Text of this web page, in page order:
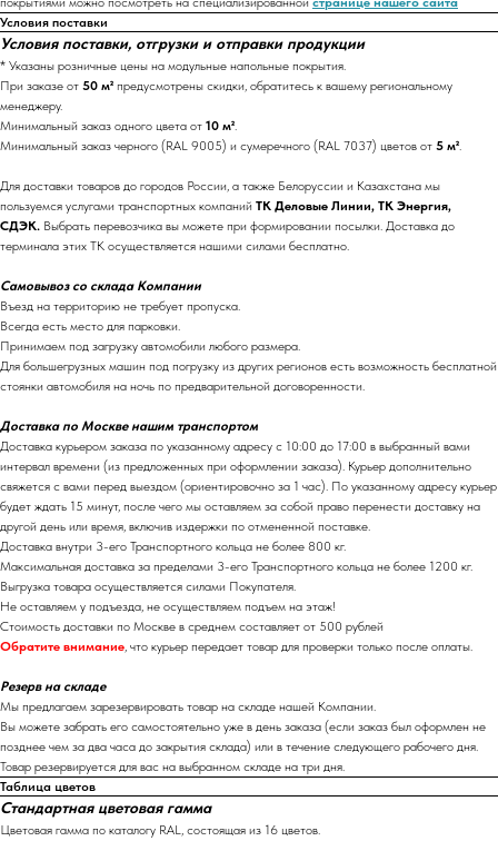
Условия поставки
Условия поставки, отгрузки и отправки продукции
* Указаны розничные цены на модульные напольные покрытия.
При заказе от 50 м² предусмотрены скидки, обратитесь к вашему региональному
менеджеру.
Минимальный заказ одного цвета от 10 м².
Минимальный заказ черного (RAL 9005) и сумеречного (RAL 7037) цветов от 5 м².
Для доставки товаров до городов России, а также Белоруссии и Казахстана мы
пользуемся услугами транспортных компаний ТК Деловые Линии, ТК Энергия,
СДЭК. Выбрать перевозчика вы можете при формировании посылки. Доставка до
терминала этих ТК осуществляется нашими силами бесплатно.
Самовывоз со склада Компании
Въезд на территорию не требует пропуска.
Всегда есть место для парковки.
Принимаем под загрузку автомобили любого размера.
Для большегрузных машин под погрузку из других регионов есть возможность бесплатной
стоянки автомобиля на ночь по предварительной договоренности.
Доставка по Москве нашим транспортом
Доставка курьером заказа по указанному адресу с 10:00 до 17:00 в выбранный вами
интервал времени (из предложенных при оформлении заказа). Курьер дополнительно
свяжется с вами перед выездом (ориентировочно за 1 час). По указанному адресу курьер
будет ждать 15 минут, после чего мы оставляем за собой право перенести доставку на
другой день или время, включив издержки по отмененной поставке.
Доставка внутри 3-его Транспортного кольца не более 800 кг.
Максимальная доставка за пределами 3-его Транспортного кольца не более 1200 кг.
Выгрузка товара осуществляется силами Покупателя.
Не оставляем у подъезда, не осуществляем подъем на этаж!
Стоимость доставки по Москве в среднем составляет от 500 рублей
Обратите внимание, что курьер передает товар для проверки только после оплаты.
Резерв на складе
Мы предлагаем зарезервировать товар на складе нашей Компании.
Вы можете забрать его самостоятельно уже в день заказа (если заказ был оформлен не
позднее чем за два часа до закрытия склада) или в течение следующего рабочего дня.
Товар резервируется для вас на выбранном складе на три дня.
Таблица цветов
Стандартная цветовая гамма
Цветовая гамма по каталогу RAL, состоящая из 16 цветов.